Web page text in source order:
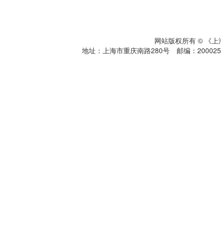
网站版权所有 © 《
地址：上海市重庆南路280号 邮编：